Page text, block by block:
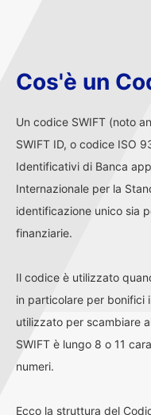
Cos'è un
Un codice SWIFT (noto
SWIFT ID, o codice ISO
Identificativi di Banca
Internazionale per la
identificazione unico sia
finanziarie.
Il codice è utilizzato
in particolare per bonifici
utilizzato per scambiare
SWIFT è lungo 8 o 11
numeri.
Ecco la struttura del